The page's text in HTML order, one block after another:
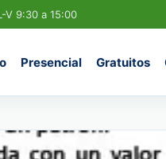
V 9:30 a 15:00
Presencial Gratuitos